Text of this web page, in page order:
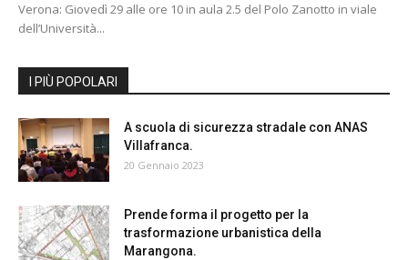
Verona: Giovedì 29 alle ore 10 in aula 2.5 del Polo Zanotto in viale
dell’Università...
I PIÙ POPOLARI
A scuola di sicurezza stradale con ANAS
Villafranca.
20 Gennaio 2023
Prende forma il progetto per la
trasformazione urbanistica della
Marangona.